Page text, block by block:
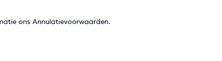
ons Annulatievoorwaarden.